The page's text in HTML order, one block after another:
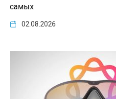
самых
02.08.2026